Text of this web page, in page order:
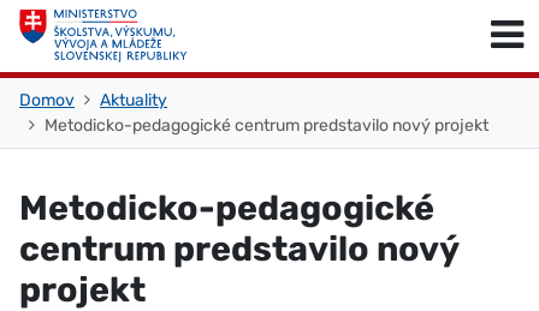
Skočiť na obsah
Domov
Aktuality
Metodicko-pedagogické centrum predstavilo nový projekt
Metodicko-pedagogické
centrum predstavilo nový
projekt
Skočiť na začiatok stránky